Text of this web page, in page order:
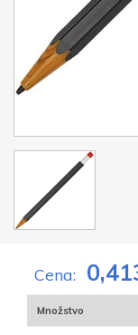
Cena:
Množstvo